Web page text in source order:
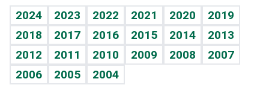
Vida y familia
Eñe
Celebrando la vida
Sin complejos
TBT Deportivo
Guía del dinero
Horóscopos
Crucigramas
2024 2023 2022 2021 2020
2019
2018
2017 2016 2015 2014
2013
2012
2011 2010 2009 2008
2007
2006
2005 2004